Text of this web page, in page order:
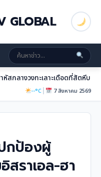
GLOBAL
สกลางวงทะเลาะเดือดที่สัตหีบ
--°C| 7 สิงหาคม 2569
กป้องผู้
สราเอล-ฮา